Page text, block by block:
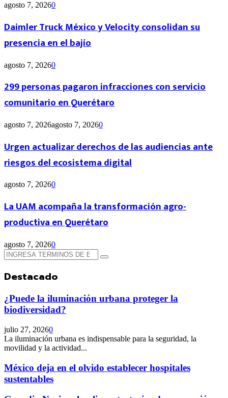
agosto 7, 20260
Daimler Truck México y Velocity consolidan su
presencia en el bajío
agosto 7, 20260
299 personas pagaron infracciones con servicio
comunitario en Querétaro
agosto 7, 2026agosto 7, 20260
Urgen actualizar derechos de las audiencias ante
riesgos del ecosistema digital
agosto 7, 20260
La UAM acompaña la transformación agro-
productiva en Querétaro
agosto 7, 20260
Búsqueda
de:
Búsqueda
Destacado
¿Puede la iluminación urbana proteger la
biodiversidad?
julio 27, 20260
La iluminación urbana es indispensable para la seguridad, la
movilidad y la actividad...
México deja en el olvido establecer hospitales
sustentables